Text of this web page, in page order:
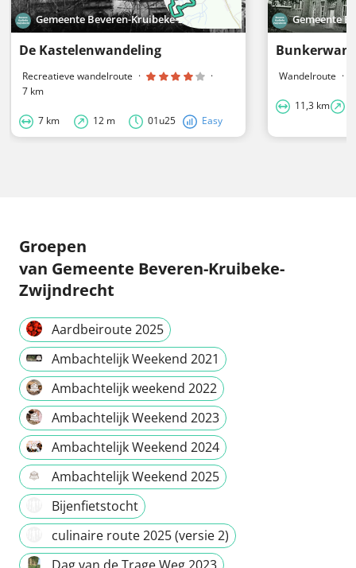
Gemeente Beveren-Kruibeke-Zwijndrecht
De Kastelenwandeling
Recreatieve wandelroute ·
·
7 km
7 km 12 m 01u25 Easy
Gemeente
Wandelroute ·
11,3 km
Groepen
van Gemeente Beveren-Kruibeke-
Zwijndrecht
Aardbeiroute 2025
Ambachtelijk Weekend 2021
Ambachtelijk weekend 2022
Ambachtelijk Weekend 2023
Ambachtelijk Weekend 2024
Ambachtelijk Weekend 2025
Bijenfietstocht
culinaire route 2025 (versie 2)